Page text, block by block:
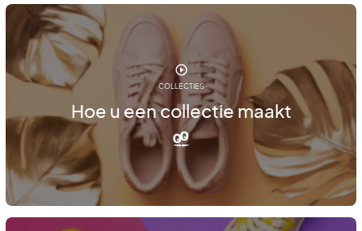
COLLECTIES
Hoe u een collectie maakt